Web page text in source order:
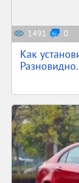
1491 0
Как